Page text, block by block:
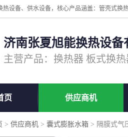
济南张夏旭能换热设备
页 供应商机
> 供应商机 > 囊式膨胀水箱 > 隔膜式气